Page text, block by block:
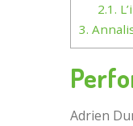
2.1.
3.
Adrien